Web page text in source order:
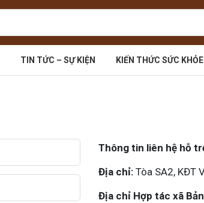
TIN TỨC – SỰ KIỆN KIẾN THỨC SỨC KHỎE
Thông tin liên hệ hỗ
Địa chỉ: Tòa SA2, KĐT
Địa chỉ Hợp tác xã